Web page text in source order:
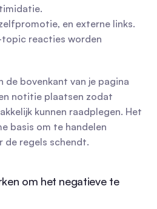
en externe links.
reacties worden
de bovenkant van je pagina
notitie plaatsen zodat
kunnen raadplegen. Het
basis om te handelen
de regels schendt.
om het negatieve te